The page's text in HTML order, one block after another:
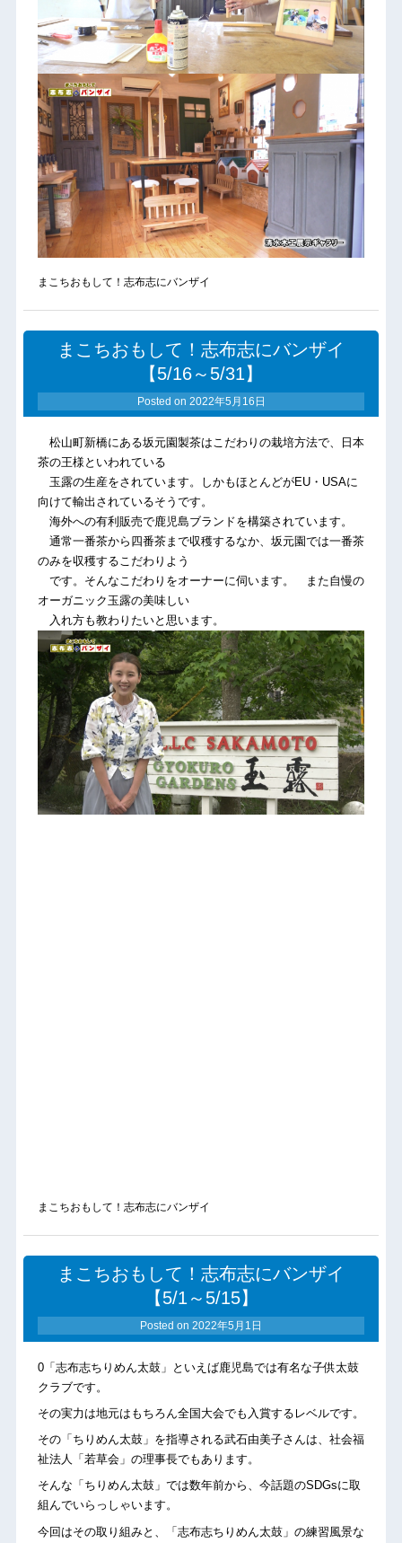
まこちおもして！志布志にバンザイ
まこちおもして！志布志にバンザイ
【5/16～5/31】
Posted on 2022年5月16日
松山町新橋にある坂元園製茶はこだわりの栽培方法で、日本
茶の王様といわれている
玉露の生産をされています。しかもほとんどがEU・USAに
向けて輸出されているそうです。
海外への有利販売で鹿児島ブランドを構築されています。
通常一番茶から四番茶まで収穫するなか、坂元園では一番茶
のみを収穫するこだわりよう
です。そんなこだわりをオーナーに伺います。 また自慢の
オーガニック玉露の美味しい
入れ方も教わりたいと思います。
まこちおもして！志布志にバンザイ
まこちおもして！志布志にバンザイ
【5/1～5/15】
Posted on 2022年5月1日
0「志布志ちりめん太鼓」といえば鹿児島では有名な子供太鼓
クラブです。
その実力は地元はもちろん全国大会でも入賞するレベルです。
その「ちりめん太鼓」を指導される武石由美子さんは、社会福
祉法人「若草会」の理事長でもあります。
そんな「ちりめん太鼓」では数年前から、今話題のSDGsに取
組んでいらっしゃいます。
今回はその取り組みと、「志布志ちりめん太鼓」の練習風景な